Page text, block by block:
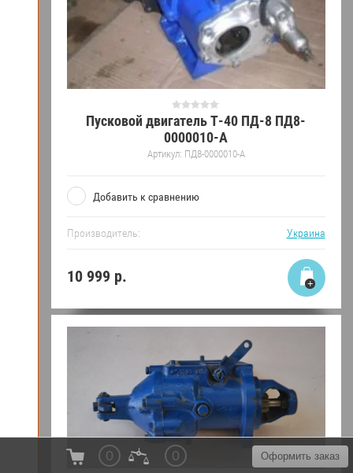
Пусковой двигатель Т-40 ПД-8 ПД8-
0000010-А
Артикул: ПД8-0000010-А
Добавить к сравнению
Производитель: Украина
10 999 р.
Оформить заказ
0 0